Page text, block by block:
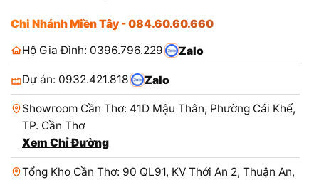
Chi Nhánh Miền Tây - 084.60.60.660
Hộ Gia Đình: 0396.796.229
Zalo
Dự án: 0932.421.818 Zalo
Showroom Cần Thơ: 41D Mậu Thân, Phường Cái Khế,
TP. Cần Thơ
Xem Chỉ Đường
Tổng Kho Cần Thơ: 90 QL91, KV Thới An 2, Thuận An,